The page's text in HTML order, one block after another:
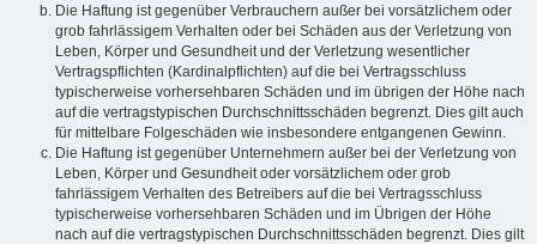
Die Haftung ist gegenüber Verbrauchern außer bei vorsätzlichem oder
grob fahrlässigem Verhalten oder bei Schäden aus der Verletzung von
Leben, Körper und Gesundheit und der Verletzung wesentlicher
Vertragspflichten (Kardinalpflichten) auf die bei Vertragsschluss
typischerweise vorhersehbaren Schäden und im übrigen der Höhe nach
auf die vertragstypischen Durchschnittsschäden begrenzt. Dies gilt auch
für mittelbare Folgeschäden wie insbesondere entgangenen Gewinn.
Die Haftung ist gegenüber Unternehmern außer bei der Verletzung von
Leben, Körper und Gesundheit oder vorsätzlichem oder grob
fahrlässigem Verhalten des Betreibers auf die bei Vertragsschluss
typischerweise vorhersehbaren Schäden und im Übrigen der Höhe
nach auf die vertragstypischen Durchschnittsschäden begrenzt. Dies gilt